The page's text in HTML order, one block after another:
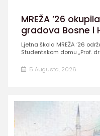
MREŽA ’26
gradova Bosne i
Ljetna škola MREŽA ’26
Studentskom domu „Prof.
5 Augusta, 2026